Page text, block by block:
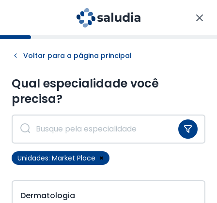
Voltar para a página principal
Qual especialidade você
precisa?
Unidades: Market Place ×
Dermatologia